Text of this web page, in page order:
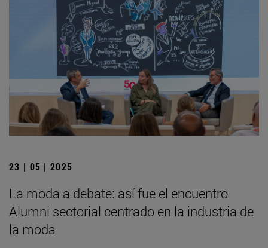
23 | 05 | 2025
La moda a debate: así fue el encuentro
Alumni sectorial centrado en la industria de
la moda